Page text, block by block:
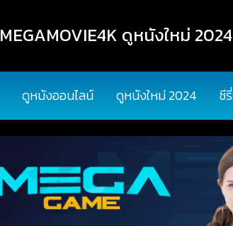
MEGAMOVIE4K ดูหนังใหม่
ดูหนังออนไลน์ ดูหนังใหม่ 2024 ซี